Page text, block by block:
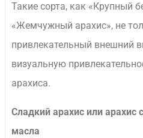
Такие сорта, как «Крупный
«Жемчужный арахис», не
привлекательный внешний
визуальную
арахиса.
Сладкий арахис или
масла